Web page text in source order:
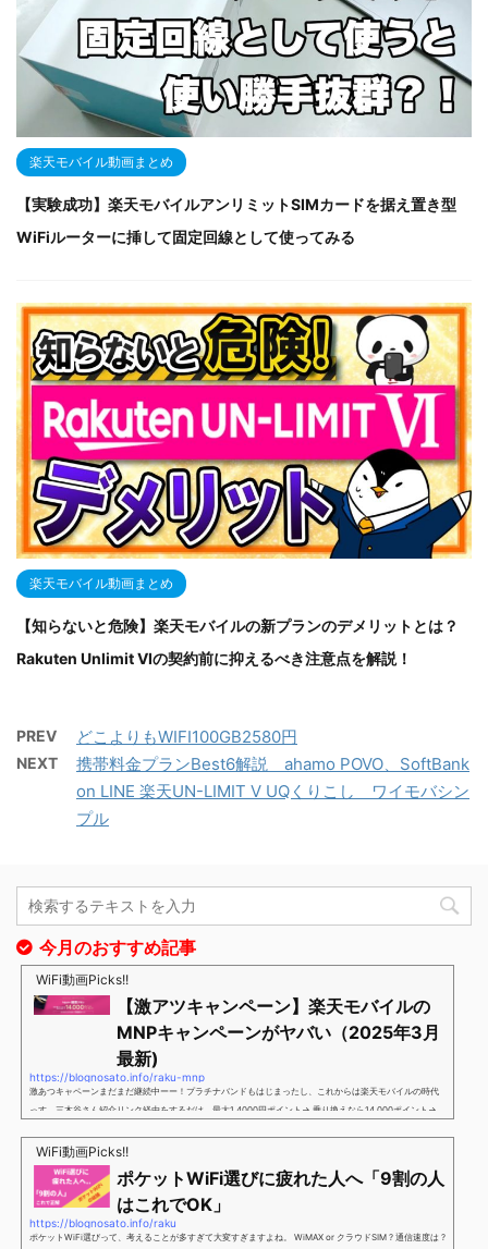
楽天モバイル動画まとめ
【実験成功】楽天モバイルアンリミットSIMカードを据え置き型
WiFiルーターに挿して固定回線として使ってみる
楽天モバイル動画まとめ
【知らないと危険】楽天モバイルの新プランのデメリットとは？
Rakuten Unlimit VIの契約前に抑えるべき注意点を解説！
PREV どこよりもWIFI100GB2580円
NEXT
携帯料金プランBest6解説 ahamo POVO、SoftBank
on LINE 楽天UN-LIMIT V UQくりこし ワイモバシン
プル
今月のおすすめ記事
WiFi動画Picks!!
【激アツキャンペーン】楽天モバイルの
MNPキャンペーンがヤバい（2025年3月
最新)
https://blognosato.info/raku-mnp
激あつキャペーンまだまだ継続中ーー！プラチナバンドもはじまったし、これからは楽天モバイルの時代
っす。三木谷さん紹介リンク経由をするだけ。最大1,4000円ポイント→ 乗り換えなら14,000ポイント→
谷さんキャンペーン／2回線目以降でもOK再契約でもでもOK背水の陣の楽天モバイル。ついに「最後の賭
け」とも思えるポイントばら撒きキャンペーンを発動してきました。■キャンペーン概要三木谷社長の特
別招待ページから楽天モバイ...
WiFi動画Picks!!
ポケットWiFi選びに疲れた人へ「9割の人
はこれでOK」
https://blognosato.info/raku
ポケットWiFi選びって、考えることが多すぎて大変すぎますよね。 WiMAX or クラウドSIM ? 通信速度は ?